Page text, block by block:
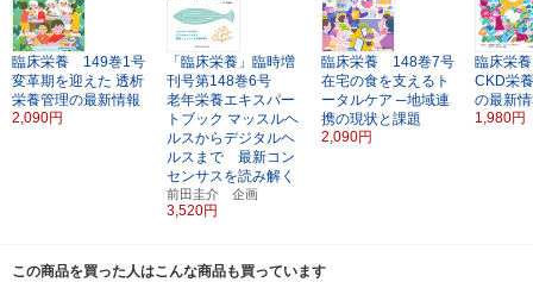
臨床栄養 149巻1号
変革期を迎えた 透析
栄養管理の最新情報
2,090円
「臨床栄養」臨時増
刊号第148巻6号
老年栄養エキスパー
トブック マッスルヘ
ルスからデジタルヘ
ルスまで 最新コン
センサスを読み解く
前田圭介 企画
3,520円
臨床栄養 148巻7号
在宅の食を支えるト
ータルケア ─地域連
携の現状と課題
2,090円
臨床栄
CKD栄
の最新
1,980円
この商品を買った人はこんな商品も買っています